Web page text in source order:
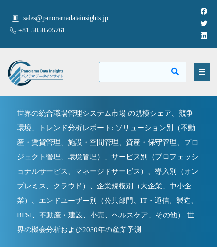
sales@panoramadatainsights.jp
+81-5050505761
世界の統合職場管理システム市場 の規模シェア、競争
環境、トレンド分析レポート: ソリューション別（不動
産・賃貸管理、施設・空間管理、資産・保守管理、プロ
ジェクト管理、環境管理）、サービス別（プロフェッシ
ョナルサービス、マネージドサービス）、導入別（オン
プレミス、クラウド）、企業規模別（大企業、中小企
業）、エンドユーザー別（公共部門、IT・通信、製造、
BFSI、不動産・建設、小売、ヘルスケア、その他）-世
界の機会分析および2030年の産業予測